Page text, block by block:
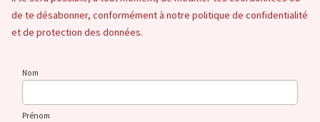
de te désabonner, conformément à notre politique de confidentialité
et de protection des données.
Nom
Prénom